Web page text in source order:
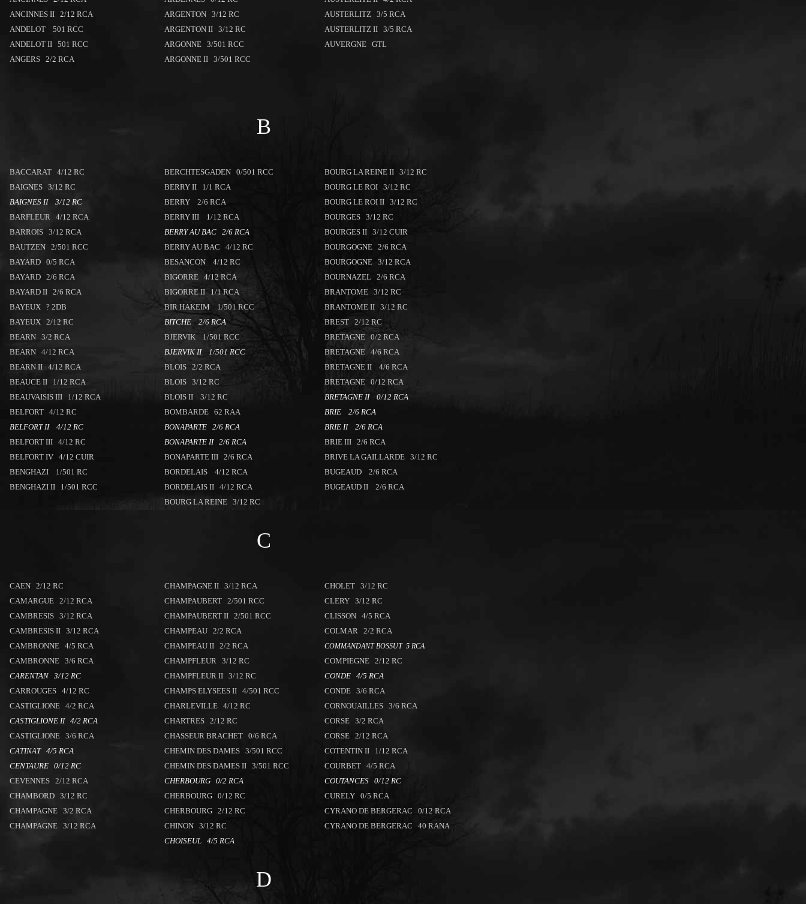
ANCINNES II 2/12 RCA
ANDELOT 501 RCC
ANDELOT II 501 RCC
ANGERS 2/2 RCA
ARGENTON 3/12 RC
ARGENTON II 3/12 RC
ARGONNE 3/501 RCC
ARGONNE II 3/501 RCC
AUSTERLITZ 3/5 RCA
AUSTERLITZ II 3/5 RCA
AUVERGNE GTL
B
BACCARAT 4/12 RC
BAIGNES 3/12 RC
BAIGNES II 3/12 RC
BARFLEUR 4/12 RCA
BARROIS 3/12 RCA
BAUTZEN 2/501 RCC
BAYARD 0/5 RCA
BAYARD 2/6 RCA
BAYARD II 2/6 RCA
BAYEUX ? 2DB
BAYEUX 2/12 RC
BEARN 3/2 RCA
BEARN 4/12 RCA
BEARN II 4/12 RCA
BEAUCE II 1/12 RCA
BEAUVAISIS III 1/12 RCA
BELFORT 4/12 RC
BELFORT II 4/12 RC
BELFORT III 4/12 RC
BELFORT IV 4/12 CUIR
BENGHAZI 1/501 RC
BENGHAZI II 1/501 RCC
BERCHTESGADEN 0/501 RCC
BERRY II 1/1 RCA
BERRY 2/6 RCA
BERRY III 1/12 RCA
BERRY AU BAC 2/6 RCA
BERRY AU BAC 4/12 RC
BESANCON 4/12 RC
BIGORRE 4/12 RCA
BIGORRE II 1/1 RCA
BIR HAKEIM 1/501 RCC
BITCHE 2/6 RCA
BJERVIK 1/501 RCC
BJERVIK II 1/501 RCC
BLOIS 2/2 RCA
BLOIS 3/12 RC
BLOIS II 3/12 RC
BOMBARDE 62 RAA
BONAPARTE 2/6 RCA
BONAPARTE II 2/6 RCA
BONAPARTE III 2/6 RCA
BORDELAIS 4/12 RCA
BORDELAIS II 4/12 RCA
BOURG LA REINE 3/12 RC
BOURG LA REINE II 3/12 RC
BOURG LE ROI 3/12 RC
BOURG LE ROI II 3/12 RC
BOURGES 3/12 RC
BOURGES II 3/12 CUIR
BOURGOGNE 2/6 RCA
BOURGOGNE 3/12 RCA
BOURNAZEL 2/6 RCA
BRANTOME 3/12 RC
BRANTOME II 3/12 RC
BREST 2/12 RC
BRETAGNE 0/2 RCA
BRETAGNE 4/6 RCA
BRETAGNE II 4/6 RCA
BRETAGNE 0/12 RCA
BRETAGNE II 0/12 RCA
BRIE 2/6 RCA
BRIE II 2/6 RCA
BRIE III 2/6 RCA
BRIVE LA GAILLARDE 3/12 RC
BUGEAUD 2/6 RCA
BUGEAUD II 2/6 RCA
C
CAEN 2/12 RC
CAMARGUE 2/12 RCA
CAMBRESIS 3/12 RCA
CAMBRESIS II 3/12 RCA
CAMBRONNE 4/5 RCA
CAMBRONNE 3/6 RCA
CARENTAN 3/12 RC
CARROUGES 4/12 RC
CASTIGLIONE 4/2 RCA
CASTIGLIONE II 4/2 RCA
CASTIGLIONE 3/6 RCA
CATINAT 4/5 RCA
CENTAURE 0/12 RC
CEVENNES 2/12 RCA
CHAMBORD 3/12 RC
CHAMPAGNE 3/2 RCA
CHAMPAGNE 3/12 RCA
CHAMPAGNE II 3/12 RCA
CHAMPAUBERT 2/501 RCC
CHAMPAUBERT II 2/501 RCC
CHAMPEAU 2/2 RCA
CHAMPEAU II 2/2 RCA
CHAMPFLEUR 3/12 RC
CHAMPFLEUR II 3/12 RC
CHAMPS ELYSEES II 4/501 RCC
CHARLEVILLE 4/12 RC
CHARTRES 2/12 RC
CHASSEUR BRACHET 0/6 RCA
CHEMIN DES DAMES 3/501 RCC
CHEMIN DES DAMES II 3/501 RCC
CHERBOURG 0/2 RCA
CHERBOURG 0/12 RC
CHERBOURG 2/12 RC
CHINON 3/12 RC
CHOISEUL 4/5 RCA
CHOLET 3/12 RC
CLERY 3/12 RC
CLISSON 4/5 RCA
COLMAR 2/2 RCA
COMMANDANT BOSSUT 5 RCA
COMPIEGNE 2/12 RC
CONDE 4/5 RCA
CONDE 3/6 RCA
CORNOUAILLES 3/6 RCA
CORSE 3/2 RCA
CORSE 2/12 RCA
COTENTIN II 1/12 RCA
COURBET 4/5 RCA
COUTANCES 0/12 RC
CURELY 0/5 RCA
CYRANO DE BERGERAC 0/12 RCA
CYRANO DE BERGERAC 40 RANA
D